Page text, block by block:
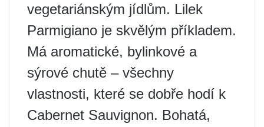
vegetariánským jídlům. Lilek
Parmigiano je skvělým příkladem.
Má aromatické, bylinkové a
sýrové chutě – všechny
vlastnosti, které se dobře hodí k
Cabernet Sauvignon. Bohatá,